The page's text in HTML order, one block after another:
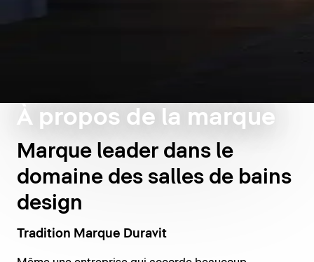
À propos de la marque
Marque leader dans le
domaine des salles de bains
design
Tradition Marque Duravit